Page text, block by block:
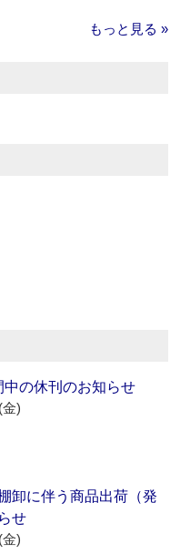
もっと見る »
中の休刊のお知らせ
)
卸に伴う商品出荷（発
せ
)